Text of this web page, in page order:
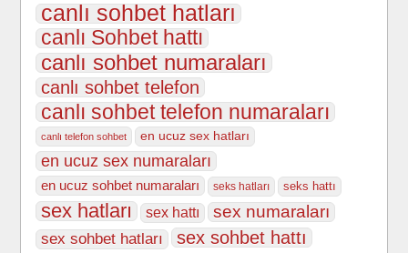
canlı sohbet hatları
canlı Sohbet hattı
canlı sohbet numaraları
canlı sohbet telefon
canlı sohbet telefon numaraları
canlı telefon sohbet en ucuz sex hatları
en ucuz sex numaraları
en ucuz sohbet numaraları seks hatları seks hattı
sex hatları sex hattı sex numaraları
sex sohbet hatları sex sohbet hattı